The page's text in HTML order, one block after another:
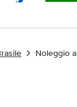
Noleggio